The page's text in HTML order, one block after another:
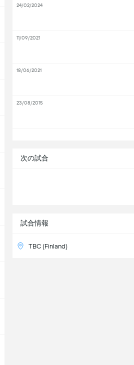
次の試合
試合情報
TBC (Finland)
24/02/2024
11/09/2021
18/06/2021
23/08/2015